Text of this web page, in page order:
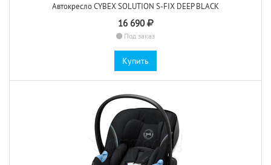
Автокресло CYBEX SOLUTION S-FIX DEEP BLACK
16 690
Под заказ
Купить